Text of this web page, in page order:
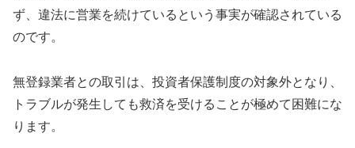
ず、違法に営業を続けているという事実が確認されている
のです。
無登録業者との取引は、投資者保護制度の対象外となり、
トラブルが発生しても救済を受けることが極めて困難にな
ります。